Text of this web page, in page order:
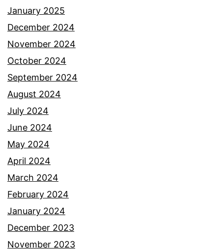
January 2025
December 2024
November 2024
October 2024
September 2024
August 2024
July 2024
June 2024
May 2024
April 2024
March 2024
February 2024
January 2024
December 2023
November 2023